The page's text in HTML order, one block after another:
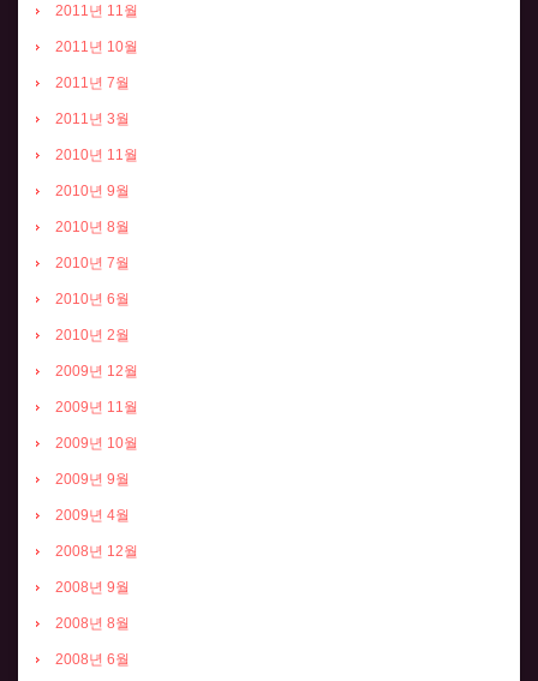
2011년 11월
2011년 10월
2011년 7월
2011년 3월
2010년 11월
2010년 9월
2010년 8월
2010년 7월
2010년 6월
2010년 2월
2009년 12월
2009년 11월
2009년 10월
2009년 9월
2009년 4월
2008년 12월
2008년 9월
2008년 8월
2008년 6월